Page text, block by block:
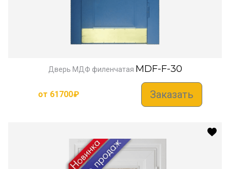
Дверь МДФ филенчатая MDF-F-30
от 61700₽ Заказать